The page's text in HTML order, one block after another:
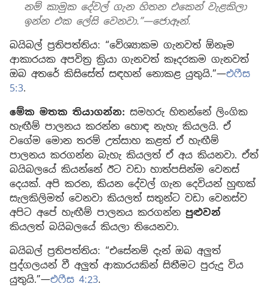
නම් කාමුක දේවල් ගැන හිතන එකෙන් වැළකිලා
ඉන්න එක ලේසි වෙනවා.”—ජොඈන්.
බයිබල් ප්‍රතිපත්තිය: “වේශ්‍යාකම ගැනවත් ඕනෑම
ආකාරයක අපවිත්‍ර ක්‍රියා ගැනවත් කෑදරකම ගැනවත්
ඔබ අතරේ කිසිසේත් සඳහන් නොකළ යුතුයි.”—එෆීස
5:3.
මේක මතක තියාගන්න: සමහරු හිතන්නේ ලිංගික
හැඟීම් පාලනය කරන්න හොඳ නැහැ කියලයි. ඒ
වගේම මොන තරම් උත්සාහ කළත් ඒ හැඟීම්
පාලනය කරගන්න බැහැ කියලත් ඒ අය කියනවා. ඒත්
බයිබලයේ කියන්නේ ඊට වඩා හාත්පසින්ම වෙනස්
දෙයක්. අපි කරන, කියන දේවල් ගැන දෙවියන් හුඟක්
සැලකිලිමත් වෙනවා කියලත් සතුන්ට වඩා වෙනස්ව
අපිට අපේ හැඟීම් පාලනය කරගන්න පුළුවන්
කියලත් බයිබලයේ කියලා තියෙනවා.
බයිබල් ප්‍රතිපත්තිය: “එසේනම් දැන් ඔබ අලුත්
පුද්ගලයන් වී අලුත් ආකාරයකින් සිතීමට පුරුදු විය
යුතුයි.”—එෆීස 4:23.